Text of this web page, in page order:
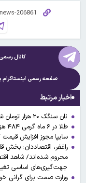
کانال
صفحه رسمی اینستاگرام
اخبار مرتبط
نان سنگک ۲۰ هزار تومان شد/ جزییات تغییر قیمت نان
طلا در ۶ ماه گرمی ۴۸۴ هزار تومان گران شد
سایپا مجوز افزایش
راغفر، اقتصاددان: بخش
محروم شده‌اند/ شاهد
جهت‌گیری‌های اساسی
وزارت صمت برای گرانی